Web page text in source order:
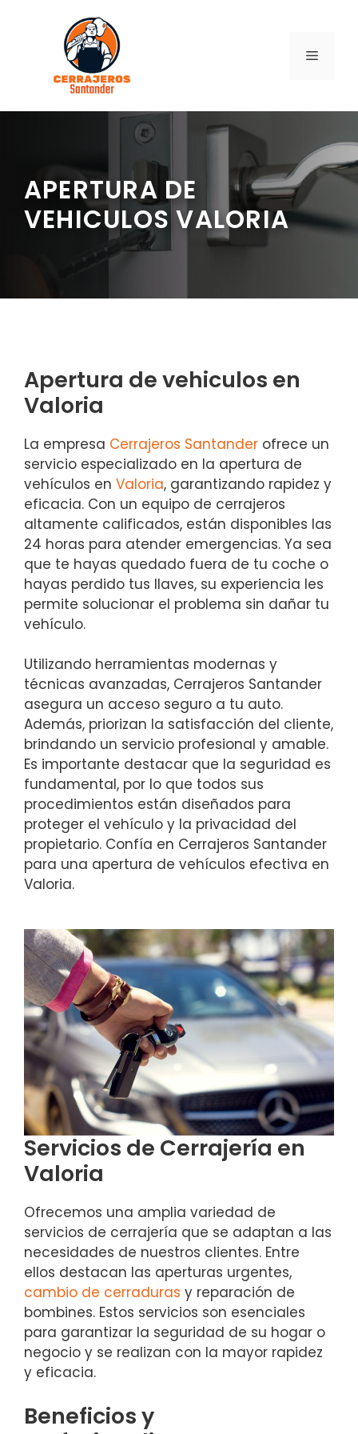
contenido
MENÚ
APERTURA DE
VEHICULOS VALORIA
Apertura de vehiculos en
Valoria
La empresa Cerrajeros Santander ofrece un
servicio especializado en la apertura de
vehículos en Valoria, garantizando rapidez y
eficacia. Con un equipo de cerrajeros
altamente calificados, están disponibles las
24 horas para atender emergencias. Ya sea
que te hayas quedado fuera de tu coche o
hayas perdido tus llaves, su experiencia les
permite solucionar el problema sin dañar tu
vehículo.
Utilizando herramientas modernas y
técnicas avanzadas, Cerrajeros Santander
asegura un acceso seguro a tu auto.
Además, priorizan la satisfacción del cliente,
brindando un servicio profesional y amable.
Es importante destacar que la seguridad es
fundamental, por lo que todos sus
procedimientos están diseñados para
proteger el vehículo y la privacidad del
propietario. Confía en Cerrajeros Santander
para una apertura de vehículos efectiva en
Valoria.
Servicios de Cerrajería en
Valoria
Ofrecemos una amplia variedad de
servicios de cerrajería que se adaptan a las
necesidades de nuestros clientes. Entre
ellos destacan las aperturas urgentes,
cambio de cerraduras y reparación de
bombines. Estos servicios son esenciales
para garantizar la seguridad de su hogar o
negocio y se realizan con la mayor rapidez
y eficacia.
Beneficios y